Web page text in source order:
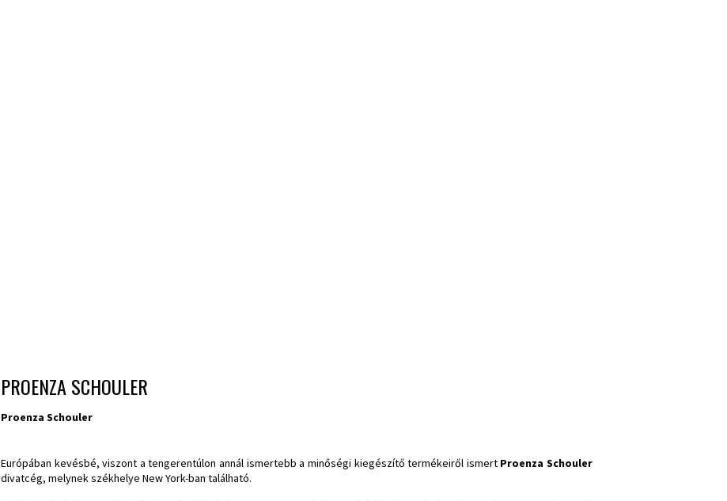
PROENZA SCHOULER
Proenza Schouler
Európában kevésbé, viszont a tengerentúlon annál ismertebb a minőségi kiegészítő termékeiről ismert Proenza Schouler
divatcég, melynek székhelye New York-ban található.